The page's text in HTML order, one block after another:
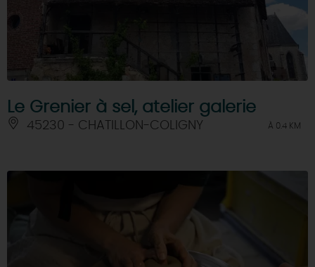
Le Grenier à sel, atelier galerie
45230 - CHATILLON-COLIGNY À 0.4 KM